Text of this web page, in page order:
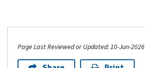
Page Last Reviewed or Updated: 10-Jun-2026